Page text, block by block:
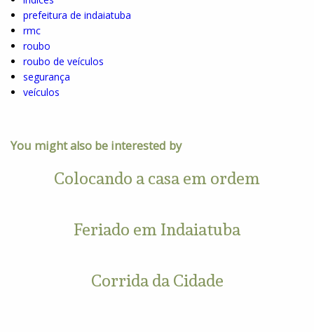
prefeitura de indaiatuba
rmc
roubo
roubo de veículos
segurança
veículos
You might also be interested by
Colocando a casa em ordem
Feriado em Indaiatuba
Corrida da Cidade